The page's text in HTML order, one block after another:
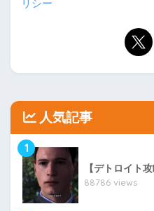
リシー
人気記事
1
【デトロイト
88786 views